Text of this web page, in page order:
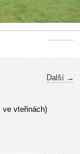
Další →
ve vteřinách)